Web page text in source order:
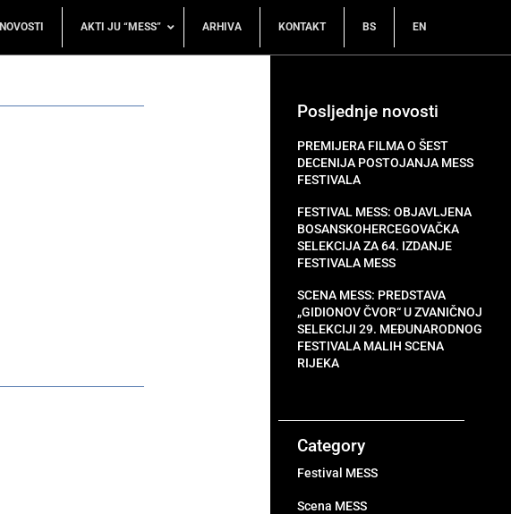
NOVOSTI AKTI JU “MESS” ARHIVA KONTAKT BS EN
Posljednje novosti
PREMIJERA FILMA O ŠEST
DECENIJA POSTOJANJA MESS
FESTIVALA
FESTIVAL MESS: OBJAVLJENA
BOSANSKOHERCEGOVAČKA
SELEKCIJA ZA 64. IZDANJE
FESTIVALA MESS
SCENA MESS: PREDSTAVA
„GIDIONOV ČVOR“ U ZVANIČNOJ
SELEKCIJI 29. MEĐUNARODNOG
FESTIVALA MALIH SCENA
RIJEKA
Category
Festival MESS
Scena MESS